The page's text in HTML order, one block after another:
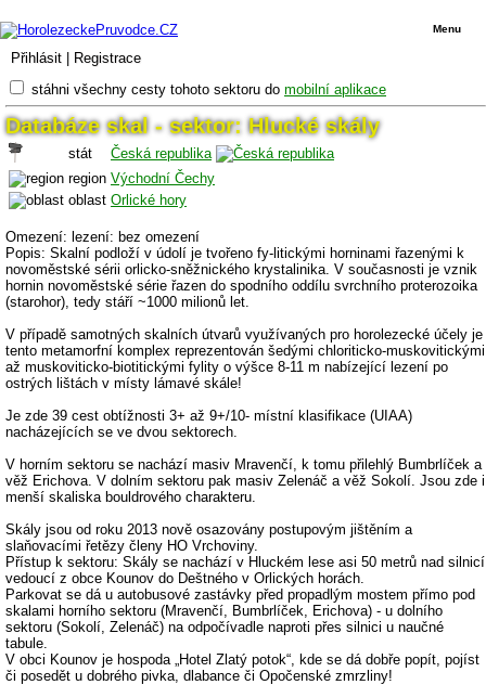
Přihlásit Registrace
Menu
stáhni všechny cesty tohoto sektoru do mobilní aplikace
Databáze skal - sektor: Hlucké skály
stát
Česká republika
region Východní Čechy
oblast Orlické hory
Omezení: lezení: bez omezení
Popis: Skalní podloží v údolí je tvořeno fy-litickými horninami řazenými k
novoměstské sérii orlicko-sněžnického krystalinika. V současnosti je vznik
hornin novoměstské série řazen do spodního oddílu svrchního proterozoika
(starohor), tedy stáří ~1000 milionů let.
V případě samotných skalních útvarů využívaných pro horolezecké účely je
tento metamorfní komplex reprezentován šedými chloriticko-muskovitickými
až muskoviticko-biotitickými fylity o výšce 8-11 m nabízející lezení po
ostrých lištách v místy lámavé skále!
Je zde 39 cest obtížnosti 3+ až 9+/10- místní klasifikace (UIAA)
nacházejících se ve dvou sektorech.
V horním sektoru se nachází masiv Mravenčí, k tomu přilehlý Bumbrlíček a
věž Erichova. V dolním sektoru pak masiv Zelenáč a věž Sokolí. Jsou zde i
menší skaliska bouldrového charakteru.
Skály jsou od roku 2013 nově osazovány postupovým jištěním a
slaňovacími řetězy členy HO Vrchoviny.
Přístup k sektoru: Skály se nachází v Hluckém lese asi 50 metrů nad silnicí
vedoucí z obce Kounov do Deštného v Orlických horách.
Parkovat se dá u autobusové zastávky před propadlým mostem přímo pod
skalami horního sektoru (Mravenčí, Bumbrlíček, Erichova) - u dolního
sektoru (Sokolí, Zelenáč) na odpočívadle naproti přes silnici u naučné
tabule.
V obci Kounov je hospoda „Hotel Zlatý potok“, kde se dá dobře popít, pojíst
či posedět u dobrého pivka, dlabance či Opočenské zmrzliny!